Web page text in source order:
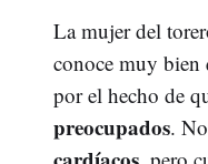
La mujer del
conoce muy bien
por el hecho de
preocupados.